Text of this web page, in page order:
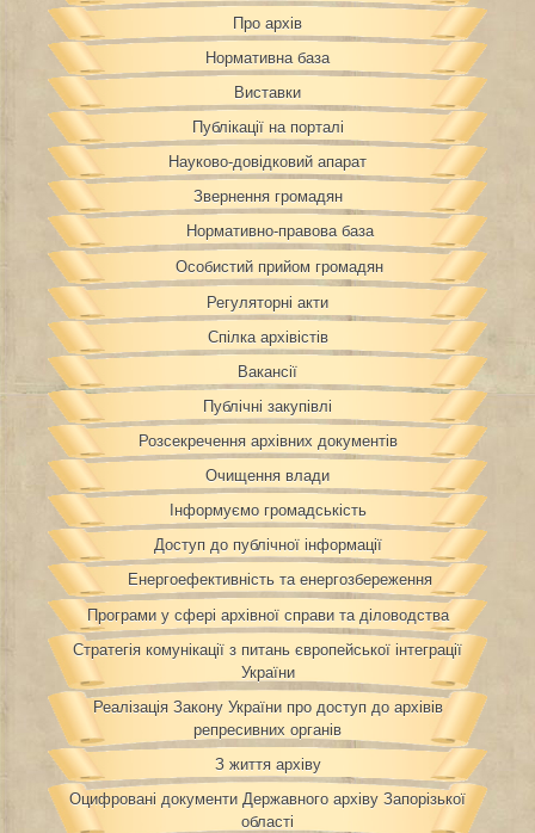
Про архів
Нормативна база
Виставки
Публікації на порталі
Науково-довідковий апарат
Звернення громадян
Нормативно-правова база
Особистий прийом громадян
Регуляторні акти
Спілка архівістів
Вакансії
Публічні закупівлі
Розсекречення архівних документів
Очищення влади
Інформуємо громадськість
Доступ до публічної інформації
Енергоефективність та енергозбереження
Програми у сфері архівної справи та діловодства
Стратегія комунікації з питань європейської інтеграції
України
Реалізація Закону України про доступ до архівів
репресивних органів
З життя архіву
Оцифровані документи Державного архіву Запорізької
області